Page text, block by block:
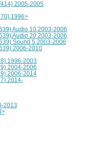
2005-2005
1996>
Audio 10 2003-2006
Audio 20 2003-2006
Sound 5 2003-2006
2006-2010
1996-2003
2004-2006
2006-2014
2014-
2013